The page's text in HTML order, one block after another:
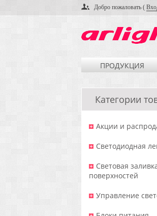
Добро пожаловать (
ПРОДУКЦИЯ
Категории
Акции и
Светодиодная
Световая
поверхностей
Управление